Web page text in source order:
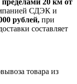
пределами 20 км от
СДЭК и
рублей, при
составляет
товара из